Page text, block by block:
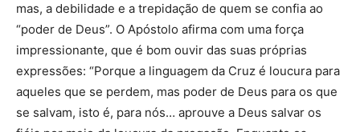
mas, a debilidade e a trepidação de quem se confia ao
“poder de Deus”. O Apóstolo afirma com uma força
impressionante, que é bom ouvir das suas próprias
expressões: “Porque a linguagem da Cruz é loucura para
aqueles que se perdem, mas poder de Deus para os que
se salvam, isto é, para nós… aprouve a Deus salvar os